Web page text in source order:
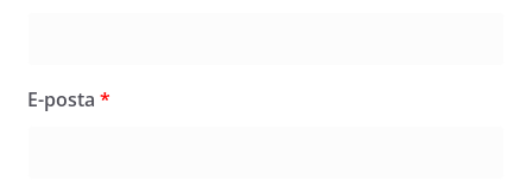
E-posta *